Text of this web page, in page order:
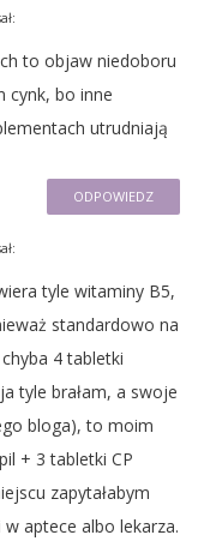
to objaw niedoboru
cynk, bo inne
utrudniają
ODPOWIEDZ
tyle witaminy B5,
standardowo na
4 tabletki
tyle brałam, a swoje
bloga), to moim
+ 3 tabletki CP
zapytałabym
aptece albo lekarza.